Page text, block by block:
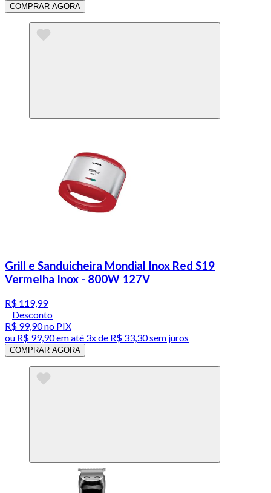
COMPRAR AGORA
Grill e Sanduicheira Mondial Inox Red S19
Vermelha Inox - 800W 127V
R$ 119,99
Desconto
R$ 99,90no PIX
ou R$ 99,90em até 3x de R$ 33,30 sem juros
COMPRAR AGORA